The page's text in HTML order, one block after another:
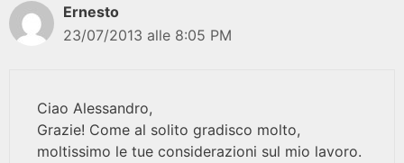
Ernesto
23/07/2013 alle 8:05 PM
Ciao Alessandro,
Grazie! Come al solito gradisco molto,
moltissimo le tue considerazioni sul mio lavoro.